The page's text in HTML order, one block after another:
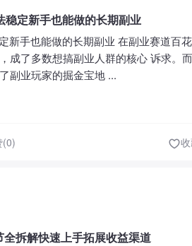
定新手也能做的长期副业
新手也能做的长期副业 在副业赛道百
成了多数想搞副业人群的核心 诉求。
副业玩家的掘金宝地 ...
(0)
拆解快速上手拓展收益渠道